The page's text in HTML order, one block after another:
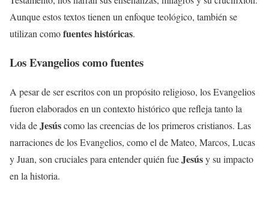
Aunque estos textos tienen un enfoque teológico, también se
utilizan comofuentes históricas.
Los Evangelios como fuentes
A pesar de ser escritos con un propósito religioso, los Evangelios
fueron elaborados en un contexto histórico que refleja tanto la
vida deJesúscomo las creencias de los primeros cristianos. Las
narraciones de los Evangelios, como el de Mateo, Marcos, Lucas
y Juan, son cruciales para entender quién fueJesúsy su impacto
en la historia.